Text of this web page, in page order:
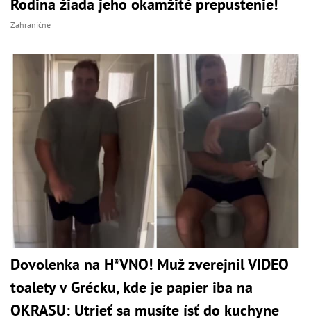
Rodina žiada jeho okamžité prepustenie!
Zahraničné
Dovolenka na H*VNO! Muž zverejnil VIDEO
toalety v Grécku, kde je papier iba na
OKRASU: Utrieť sa musíte ísť do kuchyne